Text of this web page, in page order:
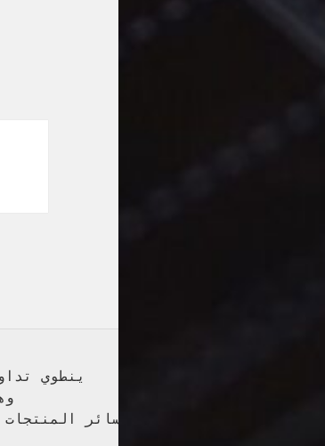
ينطوي
نظرًا لأن خسائر